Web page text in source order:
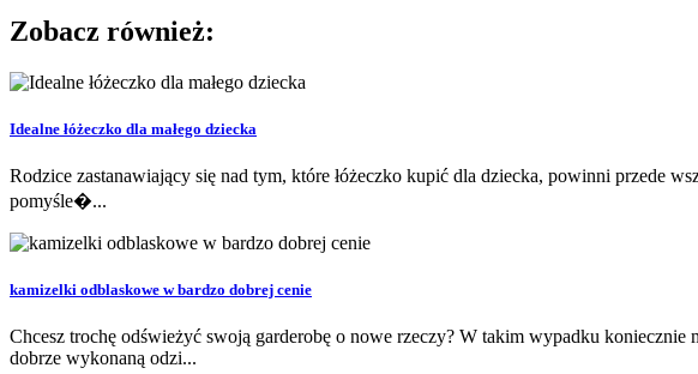
Zobacz również:
Idealne łóżeczko dla małego dziecka
Rodzice zastanawiający się nad tym, które łóżeczko kupić dla dziecka, powinni przede
pomyśle�...
kamizelki odblaskowe w bardzo dobrej cenie
Chcesz trochę odświeżyć swoją garderobę o nowe rzeczy? W takim wypadku
dobrze wykonaną odzi...